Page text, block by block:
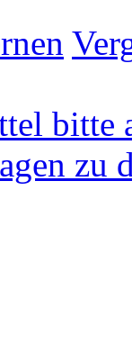
bitte
zu